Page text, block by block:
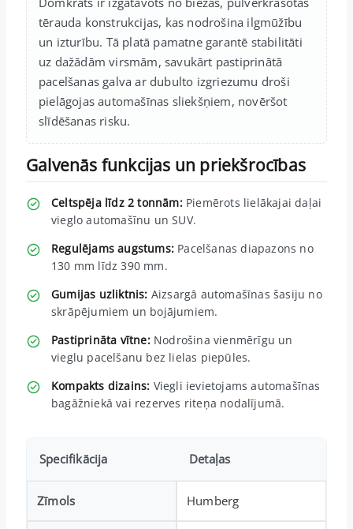
tērauda konstrukcijas, kas nodrošina ilgmūžību
un izturību. Tā platā pamatne garantē stabilitāti
uz dažādām virsmām, savukārt pastiprinātā
pacelšanas galva ar dubulto izgriezumu droši
pielāgojas automašīnas sliekšņiem, novēršot
slīdēšanas risku.
Galvenās funkcijas un priekšrocības
Celtspēja līdz 2 tonnām:Piemērots lielākajai daļai
vieglo automašīnu un SUV.
Regulējams augstums: Pacelšanas diapazons no
130 mm līdz 390 mm.
Gumijas uzliktnis: Aizsargā automašīnas šasiju no
skrāpējumiem un bojājumiem.
Pastiprināta vītne:Nodrošina vienmērīgu un
vieglu pacelšanu bez lielas piepūles.
Kompakts dizains: Viegli ievietojams automašīnas
bagāžniekā vai rezerves riteņa nodalījumā.
Specifikācija Detaļas
Zīmols Humberg